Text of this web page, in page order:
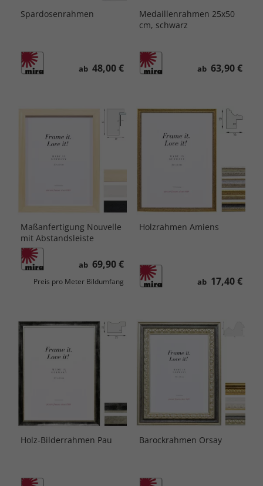
Spardosenrahmen
ab 48,00 €
Medaillenrahmen 25x50
cm, schwarz
ab 63,90 €
Maßanfertigung Nouvelle
mit Abstandsleiste
ab 69,90 €
Preis pro Meter Bildumfang
Holzrahmen Amiens
ab 17,40 €
Holz-Bilderrahmen Pau Barockrahmen Orsay